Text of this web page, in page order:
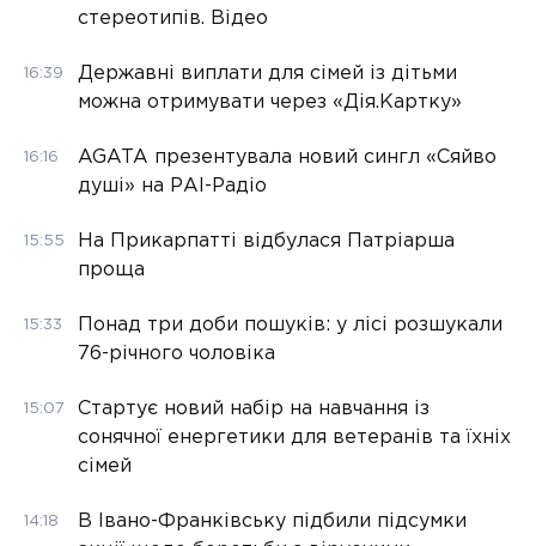
стереотипів. Відео
16:39
Державні виплати для сімей із дітьми
можна отримувати через «Дія.Картку»
16:16
AGATA презентувала новий сингл «Сяйво
душі» на РАІ-Радіо
15:55
На Прикарпатті відбулася Патріарша
проща
15:33
Понад три доби пошуків: у лісі розшукали
76-річного чоловіка
15:07
Стартує новий набір на навчання із
сонячної енергетики для ветеранів та їхніх
сімей
14:18
В Івано-Франківську підбили підсумки